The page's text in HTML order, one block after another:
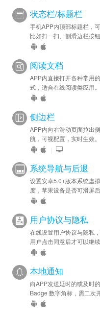
状态栏/标题栏
手机APP内顶部标题栏，
比如扫一扫、侧滑边栏按钮
阅读文档
APP内直接打开各种常用
式，适合在线阅读类应用。
侧边栏
APP内向右滑动页面拉出
航，可视配置，实时生效。
|
系统导航与后退
设置安卓5.0+版本系统虚
度，苹果设备是否可滑屏后
用户协议与隐私
在线设置用户协议与隐私
用户点击同意后才可以继续
本地通知
向APP发送延时的或及时
Badge 数字角标，需二次开